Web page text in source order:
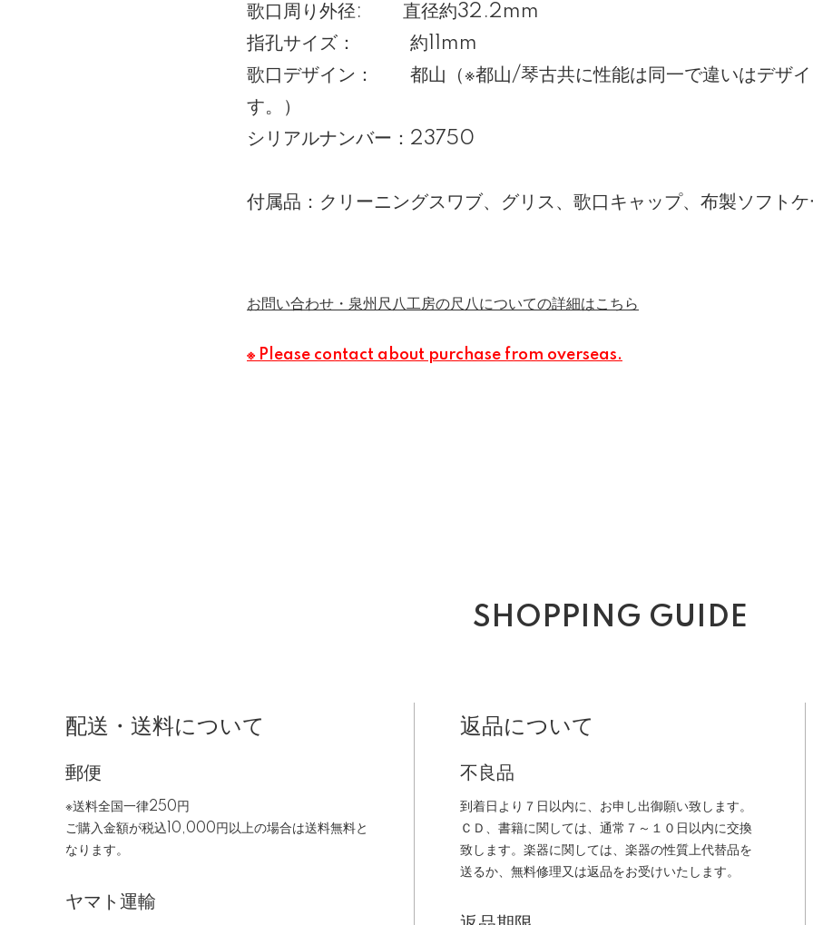
歌口周り外径: 直径約32.2mm
指孔サイズ： 約11mm
歌口デザイン： 都山（※都山/琴古共に性能は同一で違いはデザイ
す。）
シリアルナンバー：23750
付属品：クリーニングスワブ、グリス、歌口キャップ、布製ソフト
お問い合わせ・泉州尺八工房の尺八についての詳細はこちら
※ Please contact about purchase from overseas.
SHOPPING GUIDE
配送・送料について
郵便
※送料全国一律250円
ご購入金額が税込10,000円以上の場合は送料無料と
なります。
ヤマト運輸
返品について
不良品
到着日より７日以内に、お申し出御願い致します。
ＣＤ、書籍に関しては、通常７～１０日以内に交換
致します。楽器に関しては、楽器の性質上代替品を
送るか、無料修理又は返品をお受けいたします。